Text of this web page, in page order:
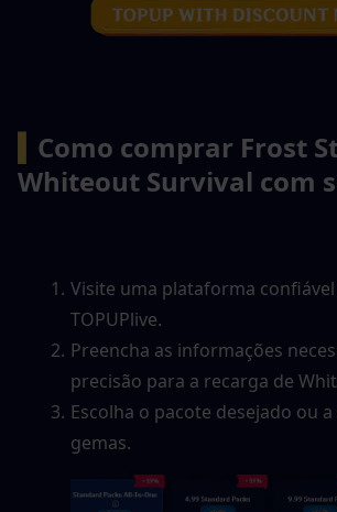
Como comprar Frost
Whiteout Survival com
Visite uma plataforma
TOPUPlive.
Preencha as informações
precisão para a recarga de
Escolha o pacote desejado ou
gemas.